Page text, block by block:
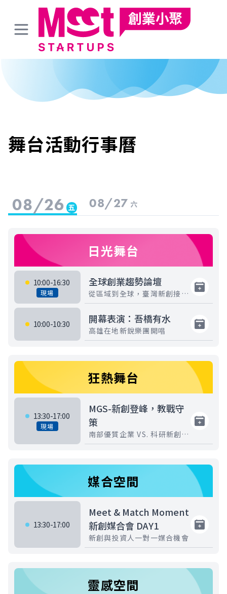
舞台活動行事曆
08/26 五 08/27 六
日光舞台
10:00-16:30
現場
全球創業趨勢論壇
從區域到全球，臺灣新創接軌
國際致勝關鍵
10:00-10:30
開幕表演：吾橋有水
高雄在地新銳樂團開唱
狂熱舞台
13:30-17:00
現場
MGS-新創登峰，教戰守
策
南部優質企業 VS. 科研新創團
隊 媒合交流
媒合空間
13:30-17:00
Meet & Match Moment
新創媒合會 DAY1
新創與投資人一對一媒合機會
靈感空間